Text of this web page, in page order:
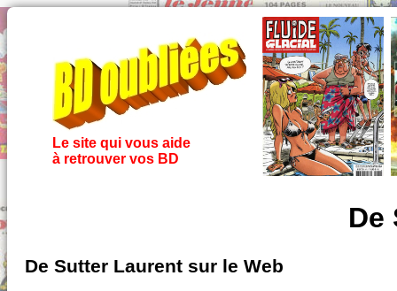
Le site qui vous aide
à retrouver vos BD
De
De Sutter Laurent sur le Web